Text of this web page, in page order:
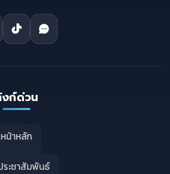
ก์ด่วน
หน้าหลัก
ระชาสัมพันธ์